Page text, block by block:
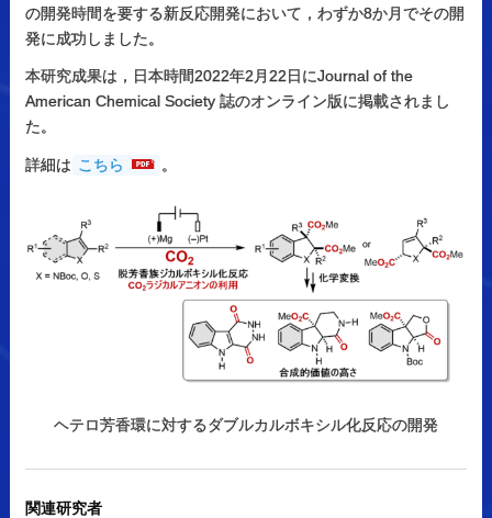
の開発時間を要する新反応開発において，わずか8か月でその開
発に成功しました。
本研究成果は，日本時間2022年2月22日にJournal of the
American Chemical Society 誌のオンライン版に掲載されまし
た。
詳細は こちら 。
ヘテロ芳香環に対するダブルカルボキシル化反応の開発
関連研究者